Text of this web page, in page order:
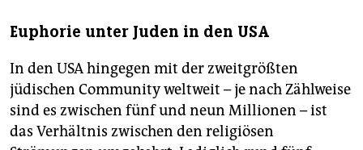
Euphorie unter Juden in den USA
In den USA hingegen mit der zweitgrößten
jüdischen Community weltweit – je nach Zählweise
sind es zwischen fünf und neun Millionen – ist
das Verhältnis zwischen den religiösen